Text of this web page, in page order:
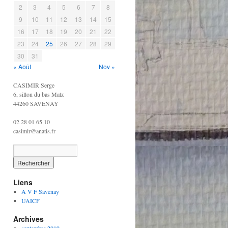
« Août Nov »
2
3 4 5 6 7
8
9
10 11 12 13 14
15
16
17 18 19 20 21
22
23
24 25 26 27 28
29
30
31
CASIMIR Serge
6, sillon du bas Matz
44260 SAVENAY
02 28 01 65 10
casimir@anatis.fr
Liens
A V F Savenay
UAICF
Archives